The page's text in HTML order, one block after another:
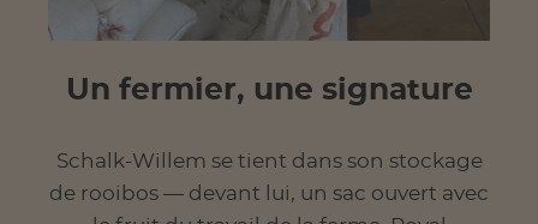
Un fermier, une signature
Schalk-Willem se tient dans son stockage
de rooibos — devant lui, un sac ouvert avec